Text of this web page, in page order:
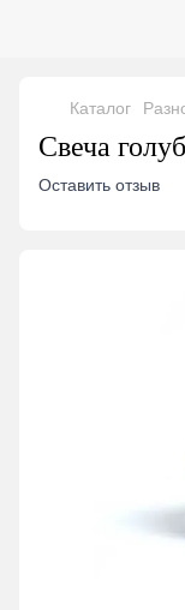
Каталог
Свеча
Оставить отзыв